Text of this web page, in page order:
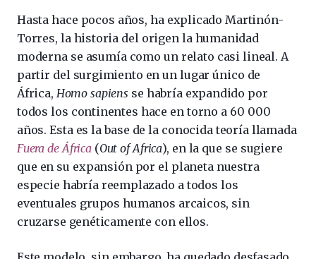
Hasta hace pocos años, ha explicado Martinón-
Torres, la historia del origen la humanidad
moderna se asumía como un relato casi lineal. A
partir del surgimiento en un lugar único de
África, Homo sapiens se habría expandido por
todos los continentes hace en torno a 60 000
años. Esta es la base de la conocida teoría llamada
Fuera de África(Out of Africa), en la que se sugiere
que en su expansión por el planeta nuestra
especie habría reemplazado a todos los
eventuales grupos humanos arcaicos, sin
cruzarse genéticamente con ellos.